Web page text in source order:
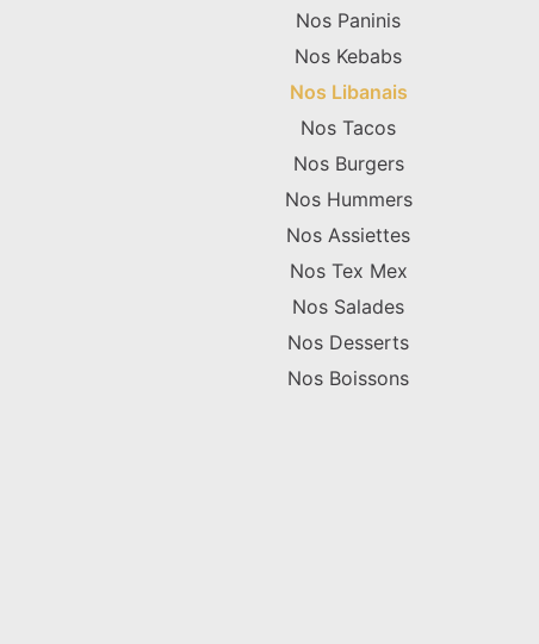
Nos Paninis
Nos Kebabs
Nos Libanais
Nos Tacos
Nos Burgers
Nos Hummers
Nos Assiettes
Nos Tex Mex
Nos Salades
Nos Desserts
Nos Boissons